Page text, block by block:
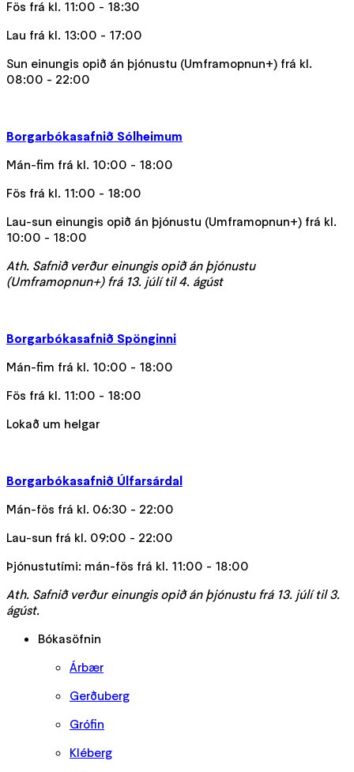
Fös frá kl. 11:00 - 18:30
Lau frá kl. 13:00 - 17:00
Sun einungis opið án þjónustu (Umframopnun+) frá kl.
08:00 - 22:00
Borgarbókasafnið Sólheimum
Mán-fim frá kl. 10:00 - 18:00
Fös frá kl. 11:00 - 18:00
Lau-sun einungis opið án þjónustu (Umframopnun+) frá kl.
10:00 - 18:00
Ath. Safnið verður einungis opið án þjónustu
(Umframopnun+) frá 13. júlí til 4. ágúst
Borgarbókasafnið Spönginni
Mán-fim frá kl. 10:00 - 18:00
Fös frá kl. 11:00 - 18:00
Lokað um helgar
Borgarbókasafnið Úlfarsárdal
Mán-fös frá kl. 06:30 - 22:00
Lau-sun frá kl. 09:00 - 22:00
Þjónustutími: mán-fös frá kl. 11:00 - 18:00
Ath. Safnið verður einungis opið án þjónustu frá 13. júlí til 3.
ágúst.
Bókasöfnin
Árbær
Gerðuberg
Grófin
Kléberg